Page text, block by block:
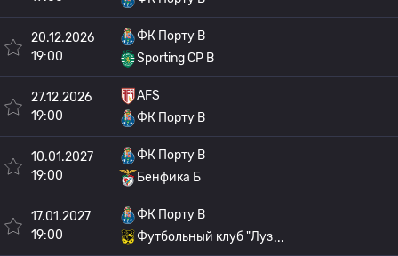
20.12.2026
19:00
ФК Порту B
Sporting CP B
27.12.2026
19:00
AFS
ФК Порту B
10.01.2027
19:00
ФК Порту B
Бенфика Б
17.01.2027
19:00
ФК Порту B
Футбольный клуб "Луз